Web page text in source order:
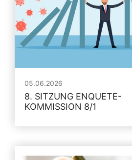
05.06.2026
8. SITZUNG ENQUETE-
KOMMISSION 8/1